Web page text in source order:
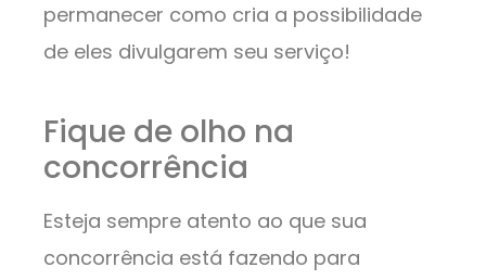
permanecer como cria a possibilidade
de eles divulgarem seu serviço!
Fique de olho na
concorrência
Esteja sempre atento ao que sua
concorrência está fazendo para